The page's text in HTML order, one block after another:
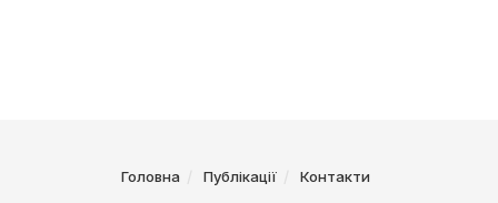
Головна Публікації Контакти